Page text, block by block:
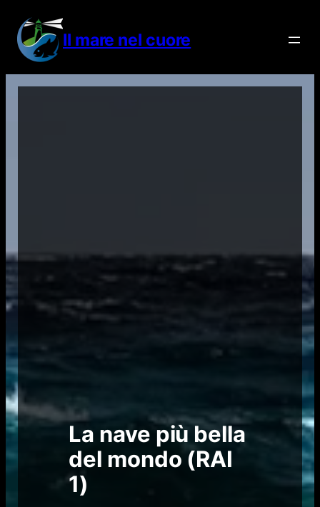
contenuto
Il mare nel cuore
La nave più bella
del mondo (RAI
1)